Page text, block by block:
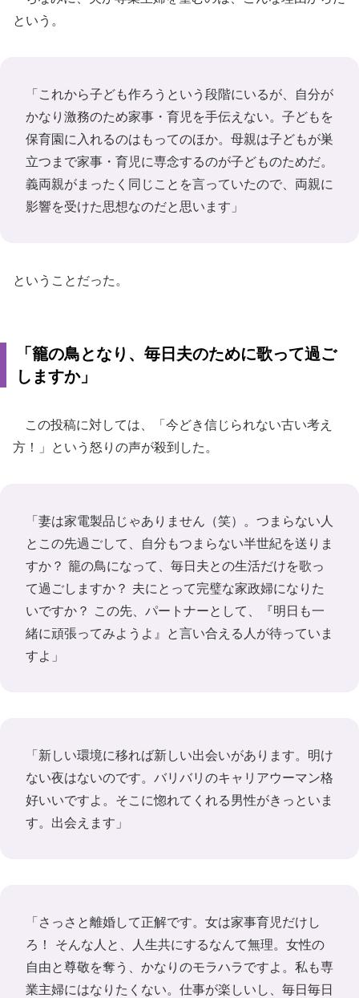
という。
「これから子ども作ろうという段階にいるが、自分が
かなり激務のため家事・育児を手伝えない。子どもを
保育園に入れるのはもってのほか。母親は子どもが巣
立つまで家事・育児に専念するのが子どものためだ。
義両親がまったく同じことを言っていたので、両親に
影響を受けた思想なのだと思います」
ということだった。
「籠の鳥となり、毎日夫のために歌って過ご
しますか」
この投稿に対しては、「今どき信じられない古い考え
方！」という怒りの声が殺到した。
「妻は家電製品じゃありません（笑）。つまらない人
とこの先過ごして、自分もつまらない半世紀を送りま
すか？ 籠の鳥になって、毎日夫との生活だけを歌っ
て過ごしますか？ 夫にとって完璧な家政婦になりた
いですか？ この先、パートナーとして、『明日も一
緒に頑張ってみようよ』と言い合える人が待っていま
すよ」
「新しい環境に移れば新しい出会いがあります。明け
ない夜はないのです。バリバリのキャリアウーマン格
好いいですよ。そこに惚れてくれる男性がきっといま
す。出会えます」
「さっさと離婚して正解です。女は家事育児だけし
ろ！ そんな人と、人生共にするなんて無理。女性の
自由と尊敬を奪う、かなりのモラハラですよ。私も専
業主婦にはなりたくない。仕事が楽しいし、毎日毎日